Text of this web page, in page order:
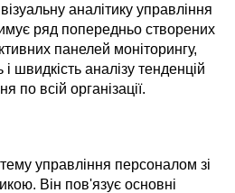
аналітику управління
ряд попередньо створених
панелей моніторингу,
і швидкість аналізу тенденцій
по всій організації.
управління персоналом зі
Він пов'язує основні